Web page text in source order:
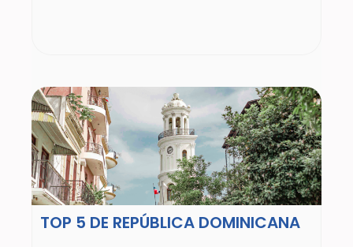
TOP 5 DE REPÚBLICA DOMINICANA